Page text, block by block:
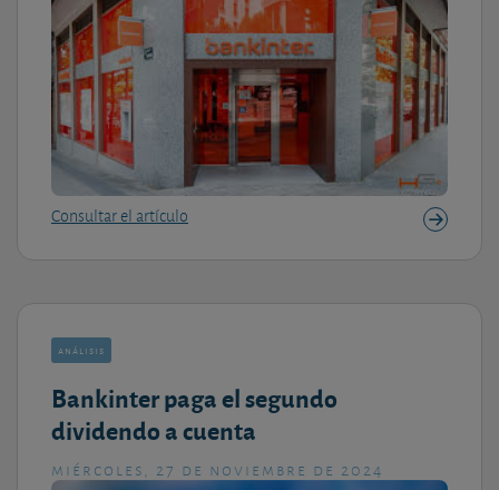
Consultar el artículo
análisis
Bankinter paga el segundo
dividendo a cuenta
miércoles, 27 de noviembre de 2024